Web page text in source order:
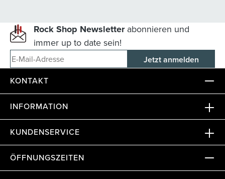
Rock Shop Newsletterabonnieren und
immer up to date sein!
E-Mail-Adresse
KONTAKT
INFORMATION
KUNDENSERVICE
ÖFFNUNGSZEITEN